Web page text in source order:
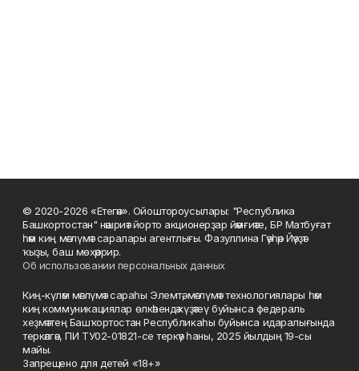
© 2020-2026 «Етегән». Ойоштороусылары: "Республика
Башкортостан" нәшриәт йорто акционерҙар йәмғиәте, БР Матбуғат
һәм киң мәғлүмәт саралары агентлығы. Фазуллина Гәүһәр Йәүҙәт
ҡыҙы, баш мөхәррир.
Об использовании персональных данных
Киң-күләм мәғлүмәт сараһы Элемтә, мәғлүмәт технологиялары һәм
киң коммуникациялар өлкәһендә күҙәтеү буйынса федераль
хеҙмәттең Башҡортостан Республикаһы буйынса идаралығында
теркәлгән, ПИ ТУ02-01821-се теркәү һаны, 2025 йылдың 19-сы
майы.
Запрещено для детей «18+»